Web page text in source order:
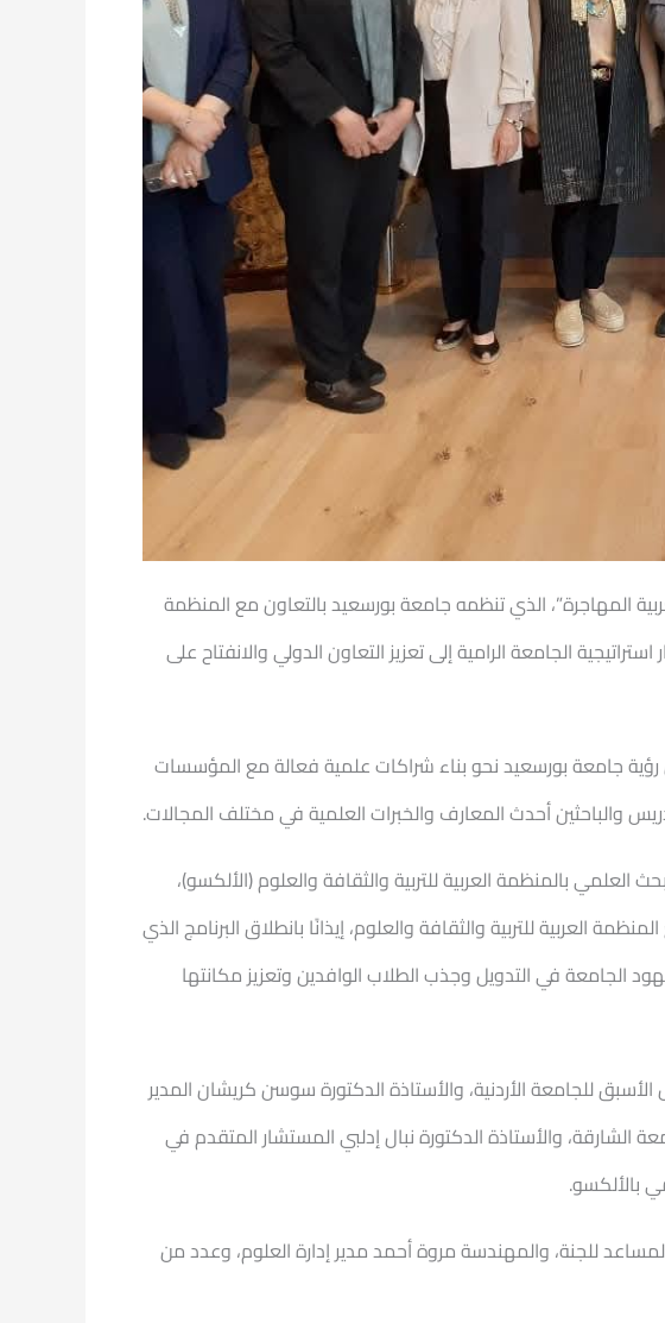
المهاجرة”، الذي تنظمه جامعة بورسعيد بالتعاون مع المنظمة
الجامعة الرامية إلى تعزيز التعاون الدولي والانفتاح على
جامعة بورسعيد نحو بناء شراكات علمية فعالة مع المؤسسات
والباحثين أحدث المعارف والخبرات العلمية في مختلف المجالات.
بالمنظمة العربية للتربية والثقافة والعلوم (الألكسو)،
للتربية والثقافة والعلوم، إيذانًا بانطلاق البرنامج الذي
الجامعة في التدويل وجذب الطلاب الوافدين وتعزيز مكانتها
للجامعة الأردنية، والأستاذة الدكتورة سوسن كريشان المدير
الشارقة، والأستاذة الدكتورة نبال إدلبي المستشار المتقدم في
بالألكسو.
للجنة، والمهندسة مروة أحمد مدير إدارة العلوم، وعدد من